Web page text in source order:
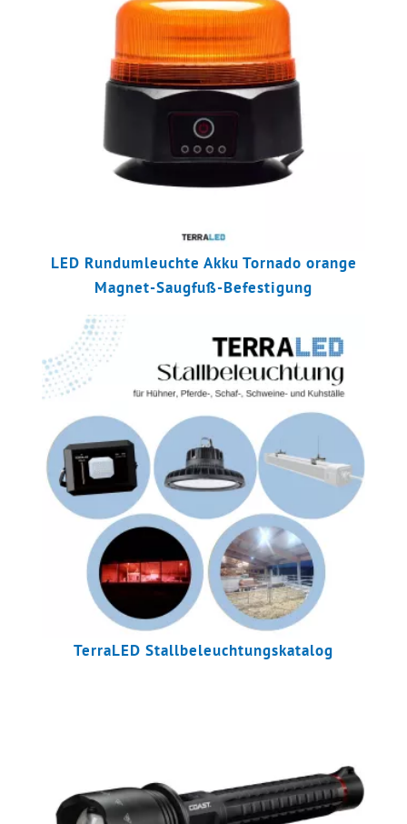
LED Rundumleuchte Akku Tornado orange
Magnet-Saugfuß-Befestigung
TerraLED Stallbeleuchtungskatalog